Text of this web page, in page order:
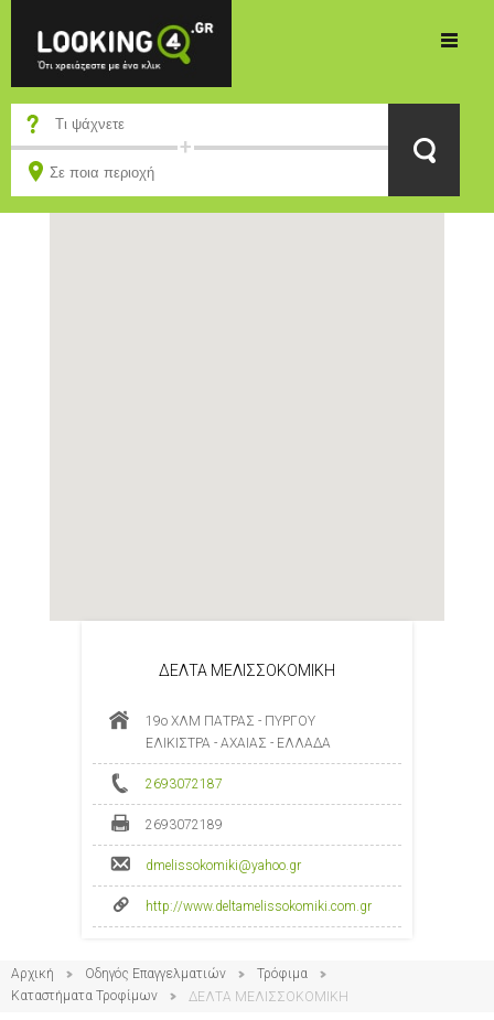
ΔΕΛΤΑ ΜΕΛΙΣΣΟΚΟΜΙΚΗ
19ο ΧΛΜ ΠΑΤΡΑΣ - ΠΥΡΓΟΥ
ΕΛΙΚΙΣΤΡΑ - ΑΧΑΙΑΣ - ΕΛΛΑΔΑ
2693072187
2693072189
dmelissokomiki@yahoo.gr
http://www.deltamelissokomiki.com.gr
Αρχική Οδηγός Επαγγελματιών
Τρόφιμα
Καταστήματα Τροφίμων
ΔΕΛΤΑ ΜΕΛΙΣΣΟΚΟΜΙΚΗ